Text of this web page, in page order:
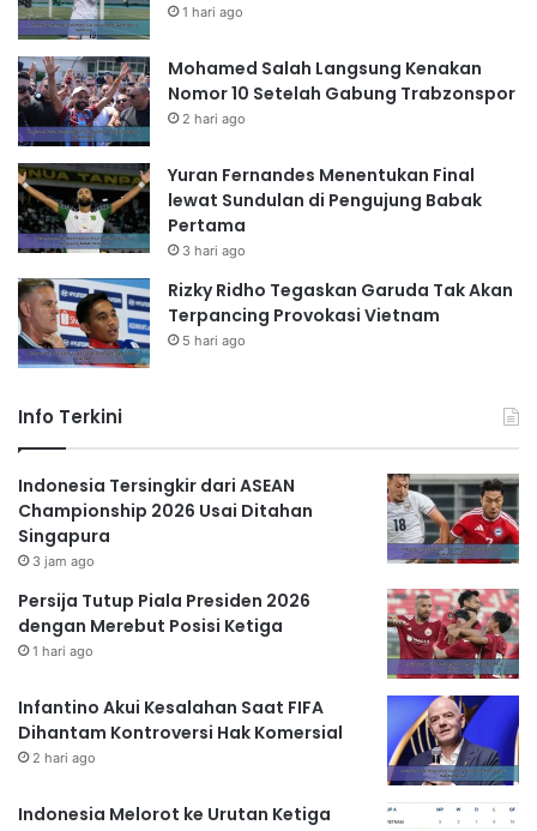
1 hari ago
Mohamed Salah Langsung Kenakan
Nomor 10 Setelah Gabung Trabzonspor
2 hari ago
Yuran Fernandes Menentukan Final
lewat Sundulan di Pengujung Babak
Pertama
3 hari ago
Rizky Ridho Tegaskan Garuda Tak Akan
Terpancing Provokasi Vietnam
5 hari ago
Info Terkini
Indonesia Tersingkir dari ASEAN
Championship 2026 Usai Ditahan
Singapura
3 jam ago
Persija Tutup Piala Presiden 2026
dengan Merebut Posisi Ketiga
1 hari ago
Infantino Akui Kesalahan Saat FIFA
Dihantam Kontroversi Hak Komersial
2 hari ago
Indonesia Melorot ke Urutan Ketiga